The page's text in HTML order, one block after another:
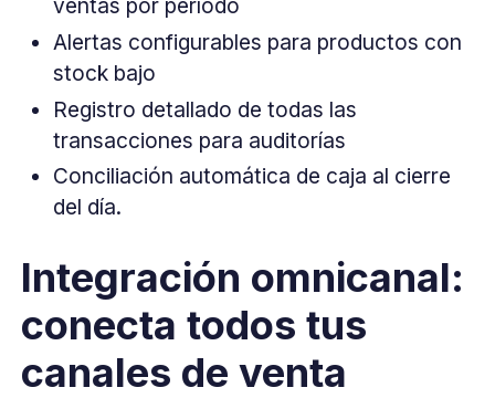
ventas por período
Alertas configurables para productos con
stock bajo
Registro detallado de todas las
transacciones para auditorías
Conciliación automática de caja al cierre
del día.
Integración omnicanal:
conecta todos tus
canales de venta